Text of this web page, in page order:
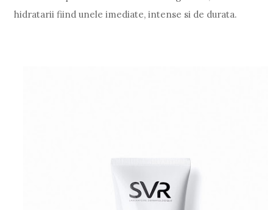
hidratarii fiind unele imediate, intense si de durata.